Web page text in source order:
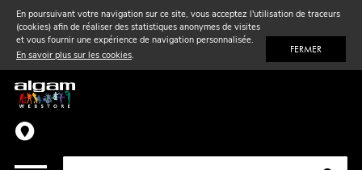
En poursuivant votre navigation sur ce site, vous acceptez l'utilisation de traceurs
(cookies) afin de réaliser des statistiques anonymes de visites
et vous fournir une expérience de navigation personnalisée.
En savoir plus sur les cookies. FERMER
Vent& Violon
Accessoires
Pièces détachées